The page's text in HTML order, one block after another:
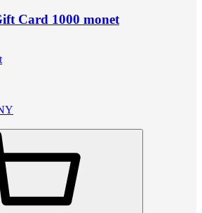
Card 1000 monet